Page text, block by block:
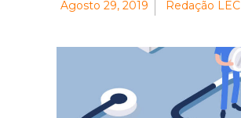
Agosto 29, 2019 Redação LEC